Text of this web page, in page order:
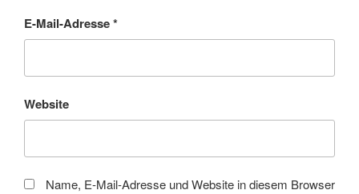
E-Mail-Adresse*
Website
Name, E-Mail-Adresse und Website in diesem Browser